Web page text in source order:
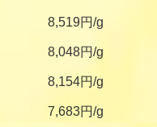
8,519円/g
8,048円/g
8,154円/g
7,683円/g